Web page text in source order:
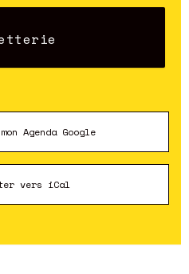
Agenda Google
vers iCal